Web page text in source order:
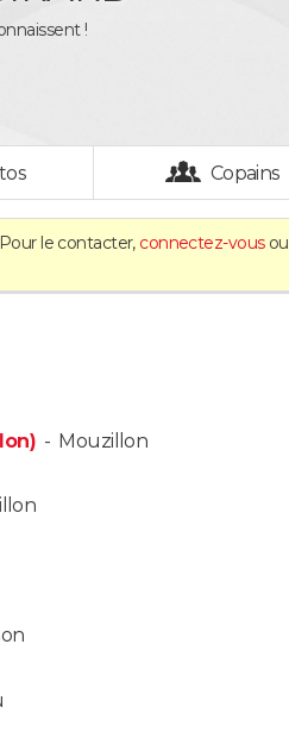
!
Copains
le contacter, connectez-vousou
- Mouzillon